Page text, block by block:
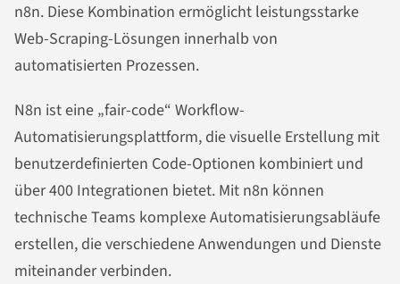
n8n. Diese Kombination ermöglicht leistungsstarke
Web-Scraping-Lösungen innerhalb von
automatisierten Prozessen.
N8n ist eine „fair-code“ Workflow-
Automatisierungsplattform, die visuelle Erstellung mit
benutzerdefinierten Code-Optionen kombiniert und
über 400 Integrationen bietet. Mit n8n können
technische Teams komplexe Automatisierungsabläufe
erstellen, die verschiedene Anwendungen und Dienste
miteinander verbinden.